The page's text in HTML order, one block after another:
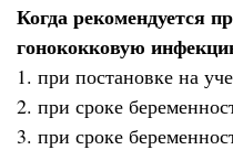
Когда рекомендуется
гонококковую
1. при постановке на
2. при сроке
3. при сроке